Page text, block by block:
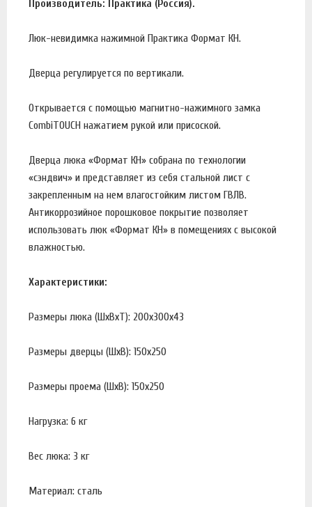
Производитель: Практика (Россия).
Люк-невидимка нажимной Практика Формат КН.
Дверца регулируется по вертикали.
Открывается с помощью магнитно-нажимного замка
CombiTOUCH нажатием рукой или присоской.
Дверца люка «Формат КН» собрана по технологии
«сэндвич» и представляет из себя стальной лист с
закрепленным на нем влагостойким листом ГВЛВ.
Антикоррозийное порошковое покрытие позволяет
использовать люк «Формат КН» в помещениях с высокой
влажностью.
Характеристики:
Размеры люка (ШхВхТ): 200х300х43
Размеры дверцы (ШхВ): 150х250
Размеры проема (ШхВ): 150х250
Нагрузка: 6 кг
Вес люка: 3 кг
Материал: сталь